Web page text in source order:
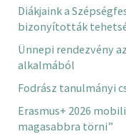
Diákjaink a
bizonyították
Ünnepi rendezvény
alkalmából
Fodrász tanulmányi
Erasmus+ 2026
magasabbra törni”